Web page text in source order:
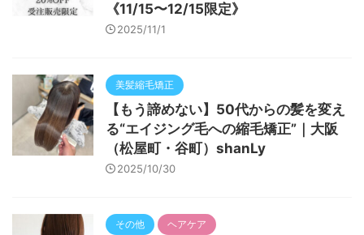
《11/15〜12/15限定》
2025/11/1
美髪縮毛矯正
【もう諦めない】50代からの髪を変え
る“エイジング毛への縮毛矯正”｜大阪
（松屋町・谷町）shanLy
2025/10/30
その他 ヘアケア